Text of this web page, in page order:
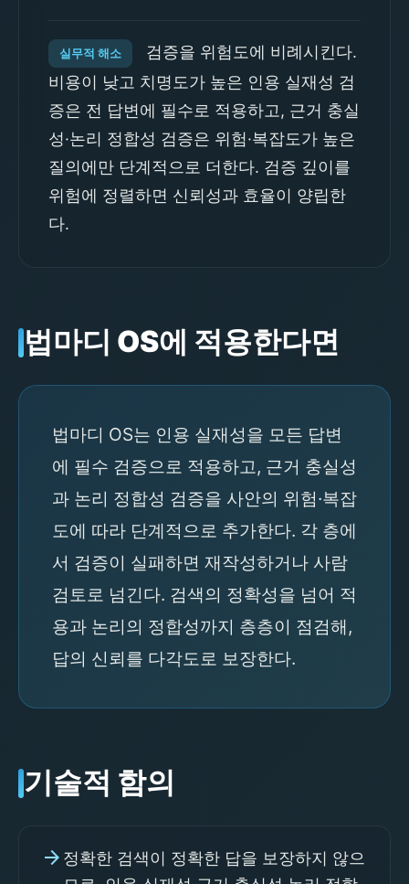
실무적 해소
검증을 위험도에 비례시킨다.
비용이 낮고 치명도가 높은 인용 실재성 검
증은 전 답변에 필수로 적용하고, 근거 충실
성·논리 정합성 검증은 위험·복잡도가 높은
질의에만 단계적으로 더한다. 검증 깊이를
위험에 정렬하면 신뢰성과 효율이 양립한
다.
법마디 OS에 적용한다면
법마디 OS는 인용 실재성을 모든 답변
에 필수 검증으로 적용하고, 근거 충실성
과 논리 정합성 검증을 사안의 위험·복잡
도에 따라 단계적으로 추가한다. 각 층에
서 검증이 실패하면 재작성하거나 사람
검토로 넘긴다. 검색의 정확성을 넘어 적
용과 논리의 정합성까지 층층이 점검해,
답의 신뢰를 다각도로 보장한다.
기술적 함의
arrow_forward 정확한 검색이 정확한 답을 보장하지 않으